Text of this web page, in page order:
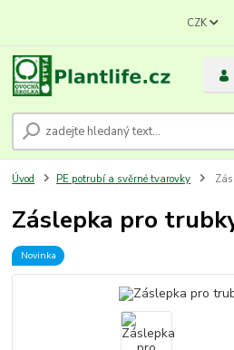
CZK
Úvod PE potrubí a svěrné tvarovky
Záslepka pro
Novinka